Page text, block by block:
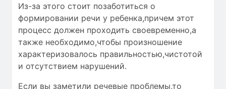
Из-за этого стоит позаботиться о
формировании речи у ребенка,причем этот
процесс должен проходить своевременно,а
также необходимо,чтобы произношение
характеризовалось правильностью,чистотой
и отсутствием нарушений.
Если вы заметили речевые проблемы,то